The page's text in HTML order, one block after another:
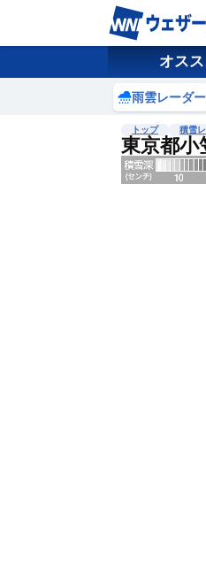
オスス
雨雲レーダー
トップ 積雪
東京都小